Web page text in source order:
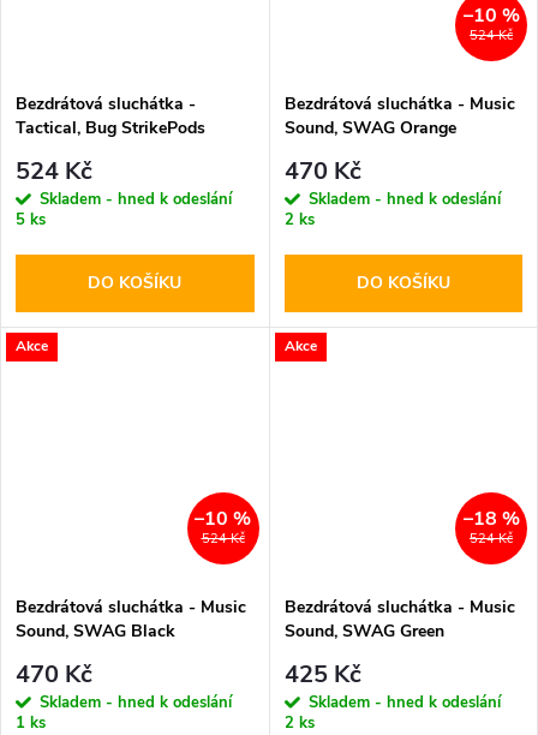
Bezdrátová sluchátka -
Tactical, Bug StrikePods
524 Kč
Skladem - hned k odeslání
5 ks
DO KOŠÍKU
524 Kč
–10 %
Bezdrátová sluchátka - Music
Sound, SWAG Orange
470 Kč
Skladem - hned k odeslání
2 ks
DO KOŠÍKU
Akce
524 Kč
–10 %
Bezdrátová sluchátka - Music
Sound, SWAG Black
470 Kč
Skladem - hned k odeslání
1 ks
Akce
524 Kč
–18 %
Bezdrátová sluchátka - Music
Sound, SWAG Green
425 Kč
Skladem - hned k odeslání
2 ks